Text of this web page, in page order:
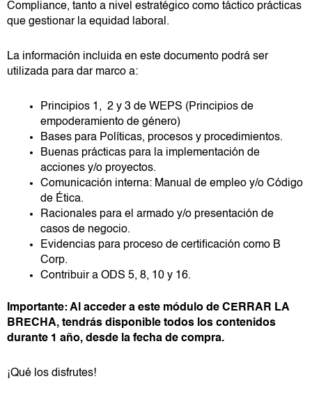
Compliance, tanto a nivel estratégico como táctico prácticas
que gestionar la equidad laboral.
La información incluida en este documento podrá ser
utilizada para dar marco a:
Principios 1, 2 y 3 de WEPS (Principios de
empoderamiento de género)
Bases para Políticas, procesos y procedimientos.
Buenas prácticas para la implementación de
acciones y/o proyectos.
Comunicación interna: Manual de empleo y/o Código
de Ética.
Racionales para el armado y/o presentación de
casos de negocio.
Evidencias para proceso de certificación como B
Corp.
Contribuir a ODS 5, 8, 10 y 16.
Importante: Al acceder a este módulo de CERRAR LA
BRECHA, tendrás disponible todos los contenidos
durante 1 año, desde la fecha de compra.
¡Qué los disfrutes!